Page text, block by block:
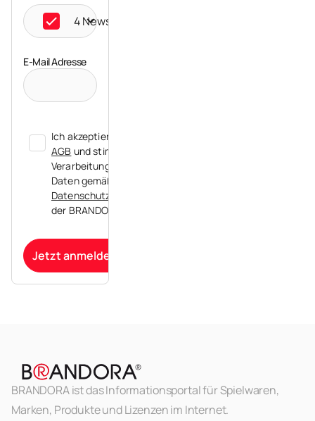
4 Newsletter ausgewählt
E-Mail Adresse
Ich akzeptiere die
AGB und stimme der
Verarbeitung meiner
Daten gemäß der
Datenschutzerklärung
der BRANDORA zu.
Jetzt anmelden
BRANDORA ist das Informationsportal für Spielwaren,
Marken, Produkte und Lizenzen im Internet.